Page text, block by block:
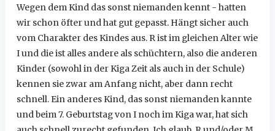
Wegen dem Kind das sonst niemanden kennt - hatten
wir schon öfter und hat gut gepasst. Hängt sicher auch
vom Charakter des Kindes aus. R ist im gleichen Alter wie
I und die ist alles andere als schüchtern, also die anderen
Kinder (sowohl in der Kiga Zeit als auch in der Schule)
kennen sie zwar am Anfang nicht, aber dann recht
schnell. Ein anderes Kind, das sonst niemanden kannte
und beim 7. Geburtstag von I noch im Kiga war, hat sich